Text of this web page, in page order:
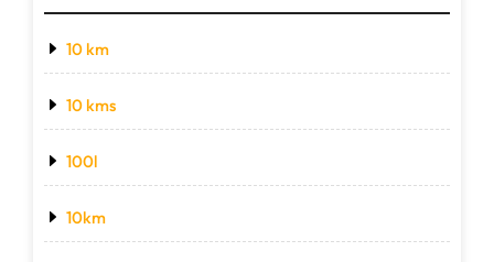
10 km
10 kms
100l
10km